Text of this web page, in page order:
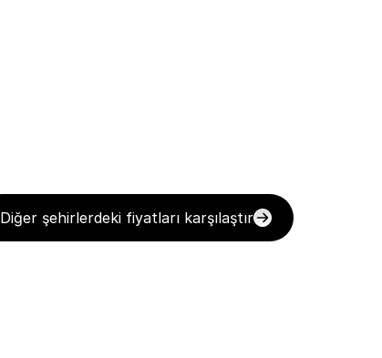
Diğer şehirlerdeki fiyatları karşılaştır